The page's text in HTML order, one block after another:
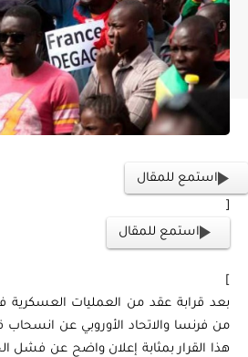
استمع للمقال
استمع للمقال
بعد قرابة عقد من العمليات العسكرية
من فرنسا والاتحاد الأوروبي عن انسحاب
هذا القرار بمثابة إعلان واضح عن فشل